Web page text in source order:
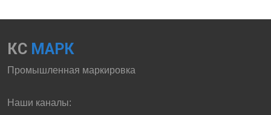
КС МАРК
Промышленная маркировка
Наши каналы: